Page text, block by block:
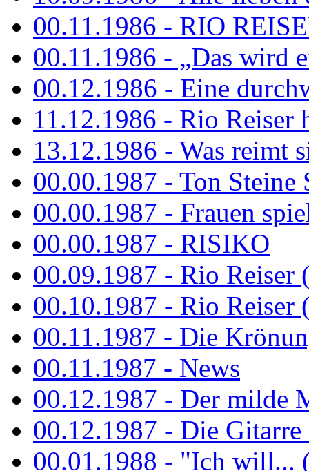
00.11.1986 - RIO
00.11.1986 - „Das wird
00.12.1986 - Eine
11.12.1986 - Rio Reiser
13.12.1986 - Was reimt
00.00.1987 - Ton Steine
00.00.1987 - Frauen
00.00.1987 - RISIKO
00.09.1987 - Rio Reiser
00.10.1987 - Rio Reiser
00.11.1987 - Die
00.11.1987 - News
00.12.1987 - Der milde
00.12.1987 - Die Gitarre
00.01.1988 - "Ich will...